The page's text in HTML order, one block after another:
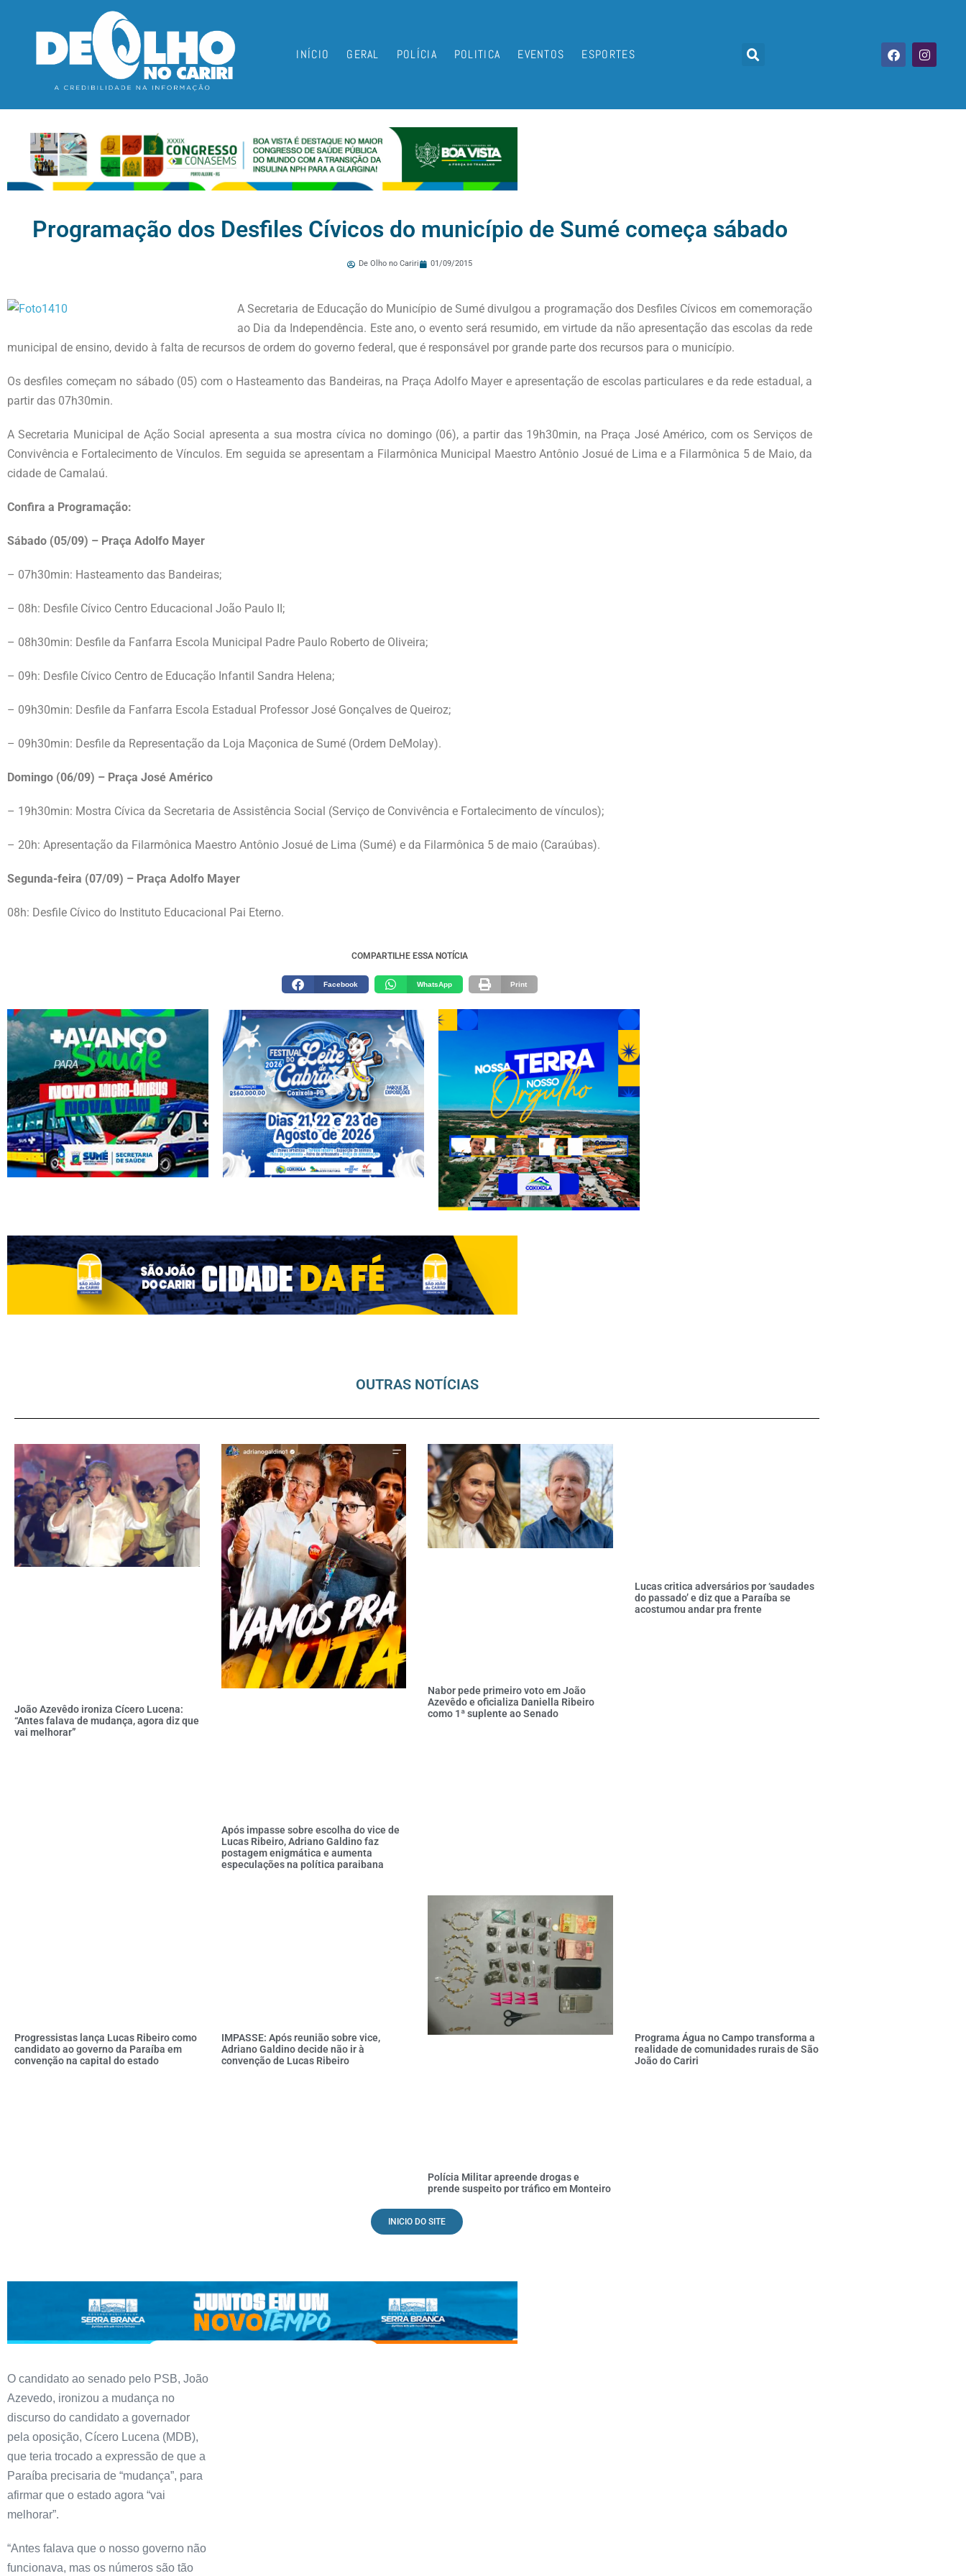
INÍCIO GERAL POLÍCIA POLITICA EVENTOS ESPORTES
Programação dos Desfiles Cívicos do município de Sumé começa sábado
De Olho no Cariri 01/09/2015
A Secretaria de Educação do Município de Sumé divulgou a programação dos Desfiles Cívicos em comemoração
ao Dia da Independência. Este ano, o evento será resumido, em virtude da não apresentação das escolas da rede
municipal de ensino, devido à falta de recursos de ordem do governo federal, que é responsável por grande parte dos recursos para o município.
Os desfiles começam no sábado (05) com o Hasteamento das Bandeiras, na Praça Adolfo Mayer e apresentação de escolas particulares e da rede estadual, a
partir das 07h30min.
A Secretaria Municipal de Ação Social apresenta a sua mostra cívica no domingo (06), a partir das 19h30min, na Praça José Américo, com os Serviços de
Convivência e Fortalecimento de Vínculos. Em seguida se apresentam a Filarmônica Municipal Maestro Antônio Josué de Lima e a Filarmônica 5 de Maio, da
cidade de Camalaú.
Confira a Programação:
Sábado (05/09) – Praça Adolfo Mayer
– 07h30min: Hasteamento das Bandeiras;
– 08h: Desfile Cívico Centro Educacional João Paulo II;
– 08h30min: Desfile da Fanfarra Escola Municipal Padre Paulo Roberto de Oliveira;
– 09h: Desfile Cívico Centro de Educação Infantil Sandra Helena;
– 09h30min: Desfile da Fanfarra Escola Estadual Professor José Gonçalves de Queiroz;
– 09h30min: Desfile da Representação da Loja Maçonica de Sumé (Ordem DeMolay).
Domingo (06/09) – Praça José Américo
– 19h30min: Mostra Cívica da Secretaria de Assistência Social (Serviço de Convivência e Fortalecimento de vínculos);
– 20h: Apresentação da Filarmônica Maestro Antônio Josué de Lima (Sumé) e da Filarmônica 5 de maio (Caraúbas).
Segunda-feira (07/09) – Praça Adolfo Mayer
08h: Desfile Cívico do Instituto Educacional Pai Eterno.
COMPARTILHE ESSA NOTÍCIA
Facebook WhatsApp Print
OUTRAS NOTÍCIAS
João Azevêdo ironiza Cícero Lucena:
“Antes falava de mudança, agora diz que
vai melhorar”
Após impasse sobre escolha do vice de
Lucas Ribeiro, Adriano Galdino faz
postagem enigmática e aumenta
especulações na política paraibana
Nabor pede primeiro voto em João
Azevêdo e oficializa Daniella Ribeiro
como 1ª suplente ao Senado
Lucas critica adversários por ‘saudades
do passado’ e diz que a Paraíba se
acostumou andar pra frente
Progressistas lança Lucas Ribeiro como
candidato ao governo da Paraíba em
convenção na capital do estado
IMPASSE: Após reunião sobre vice,
Adriano Galdino decide não ir à
convenção de Lucas Ribeiro
Polícia Militar apreende drogas e
prende suspeito por tráfico em Monteiro
Programa Água no Campo transforma a
realidade de comunidades rurais de São
João do Cariri
INICIO DO SITE
O candidato ao senado pelo PSB, João
Azevedo, ironizou a mudança no
discurso do candidato a governador
pela oposição, Cícero Lucena (MDB),
que teria trocado a expressão de que a
Paraíba precisaria de “mudança”, para
afirmar que o estado agora “vai
melhorar”.
“Antes falava que o nosso governo não
funcionava, mas os números são tão